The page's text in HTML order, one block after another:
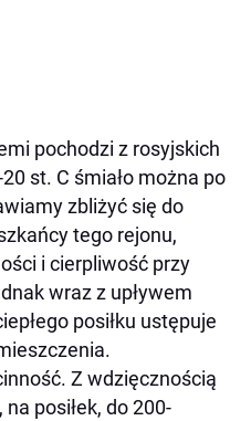
pochodzi z rosyjskich
st. C śmiało można po
zbliżyć się do
tego rejonu,
i cierpliwość przy
wraz z upływem
posiłku ustępuje
Z wdzięcznością
posiłek, do 200-